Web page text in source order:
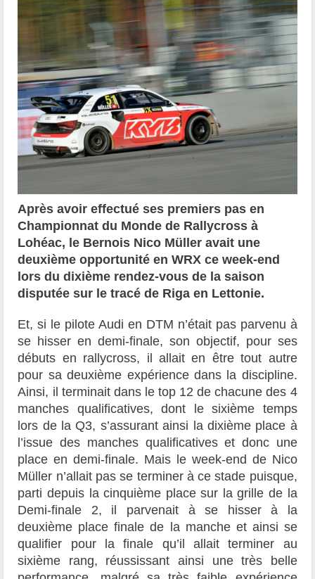
Après avoir effectué ses premiers pas en
Championnat du Monde de Rallycross à
Lohéac, le Bernois Nico Müller avait une
deuxième opportunité en WRX ce week-end
lors du dixième rendez-vous de la saison
disputée sur le tracé de Riga en Lettonie.
Et, si le pilote Audi en DTM n’était pas parvenu à
se hisser en demi-finale, son objectif, pour ses
débuts en rallycross, il allait en être tout autre
pour sa deuxième expérience dans la discipline.
Ainsi, il terminait dans le top 12 de chacune des 4
manches qualificatives, dont le sixième temps
lors de la Q3, s’assurant ainsi la dixième place à
l’issue des manches qualificatives et donc une
place en demi-finale. Mais le week-end de Nico
Müller n’allait pas se terminer à ce stade puisque,
parti depuis la cinquième place sur la grille de la
Demi-finale 2, il parvenait à se hisser à la
deuxième place finale de la manche et ainsi se
qualifier pour la finale qu’il allait terminer au
sixième rang, réussissant ainsi une très belle